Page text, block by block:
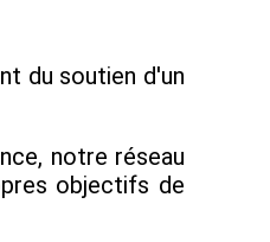
du soutien d'un
notre réseau
objectifs de